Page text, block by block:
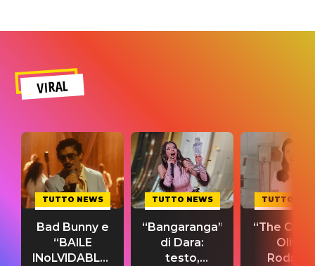
VIRAL
TUTTO NEWS
Bad Bunny e
“BAILE
INoLVIDABLE”:
TUTTO NEWS
“Bangaranga”
di Dara:
testo,
TUTTO
“The
Olivia